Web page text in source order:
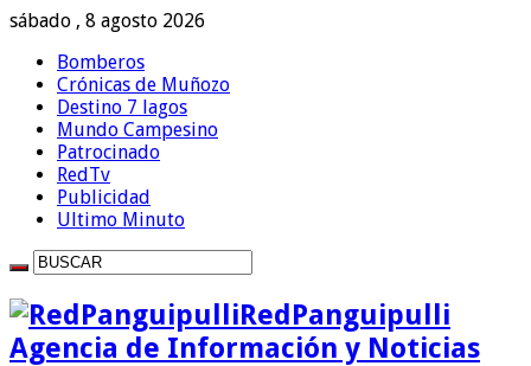
sábado , 8 agosto 2026
Bomberos
Crónicas de Muñozo
Destino 7 lagos
Mundo Campesino
Patrocinado
RedTv
Publicidad
Ultimo Minuto
RedPanguipulli
Agencia de Información y Noticias